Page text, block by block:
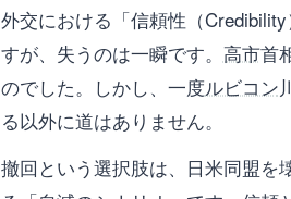
外交における「信頼性（
すが、失うのは一瞬です。 高市首
のでした。しかし、一度ルビコン
る以外に道はありません。
撤回という選択肢は、日米同盟を